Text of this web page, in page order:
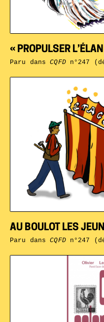
AU BOULOT LES
Paru dansCQFDn°247
« PROPULSER
Paru dansCQFDn°247